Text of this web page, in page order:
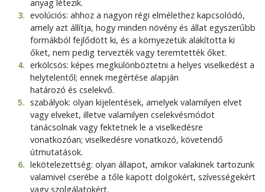
anyag létezik.
3. evolúciós: ahhoz a nagyon régi elmélethez kapcsolódó,
amely azt állítja, hogy minden növény és állat egyszerűbb
formákból fejlődött ki, és a környezetük alakította ki
őket, nem pedig tervezték vagy teremtették őket.
4. erkölcsös: képes megkülönböztetni a helyes viselkedést a
helytelentől; ennek megértése alapján
határozó és cselekvő.
5. szabályok: olyan kijelentések, amelyek valamilyen elvet
vagy elveket, illetve valamilyen cselekvésmódot
tanácsolnak vagy fektetnek le a viselkedésre
vonatkozóan; viselkedésre vonatkozó, követendő
útmutatások.
6. lekötelezettség: olyan állapot, amikor valakinek tartozunk
valamivel cserébe a tőle kapott dolgokért, szívességekért
vagy szolgálatokért.